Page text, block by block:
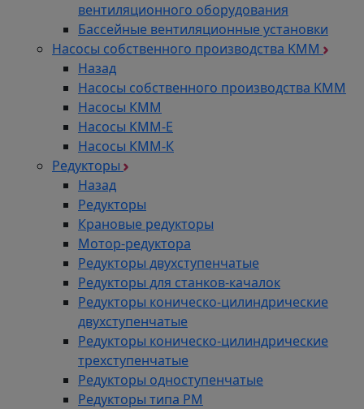
вентиляционного оборудования
Бассейные вентиляционные установки
Насосы собственного производства KMM
Назад
Насосы собственного производства KMM
Насосы КММ
Насосы КММ-Е
Насосы КММ-К
Редукторы
Назад
Редукторы
Крановые редукторы
Мотор-редуктора
Редукторы двухступенчатые
Редукторы для станков-качалок
Редукторы коническо-цилиндрические
двухступенчатые
Редукторы коническо-цилиндрические
трехступенчатые
Редукторы одноступенчатые
Редукторы типа РМ